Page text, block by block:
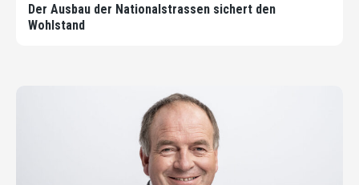
Der Ausbau der Nationalstrassen sichert den
Wohlstand